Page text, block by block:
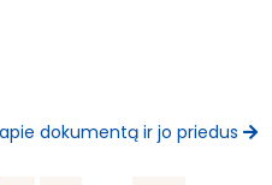
dokumentą ir jo priedus